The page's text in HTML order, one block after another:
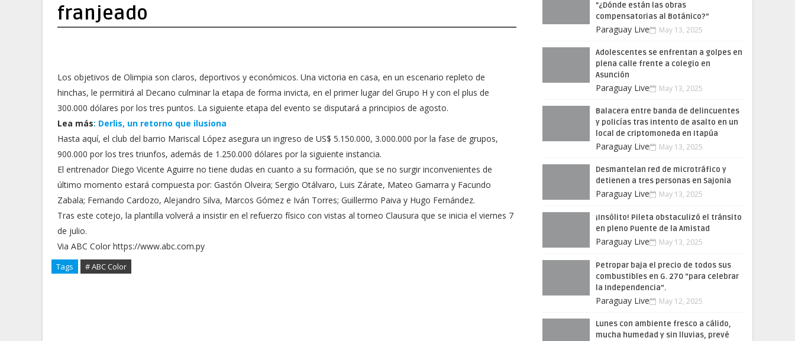
franjeado
Los objetivos de Olimpia son claros, deportivos y económicos. Una victoria en casa, en un escenario repleto de
hinchas, le permitirá al Decano culminar la etapa de forma invicta, en el primer lugar del Grupo H y con el plus de
300.000 dólares por los tres puntos. La siguiente etapa del evento se disputará a principios de agosto.
Lea más: Derlis, un retorno que ilusiona
Hasta aquí, el club del barrio Mariscal López asegura un ingreso de US$ 5.150.000, 3.000.000 por la fase de grupos,
900.000 por los tres triunfos, además de 1.250.000 dólares por la siguiente instancia.
El entrenador Diego Vicente Aguirre no tiene dudas en cuanto a su formación, que se no surgir inconvenientes de
último momento estará compuesta por: Gastón Olveira; Sergio Otálvaro, Luis Zárate, Mateo Gamarra y Facundo
Zabala; Fernando Cardozo, Alejandro Silva, Marcos Gómez e Iván Torres; Guillermo Paiva y Hugo Fernández.
Tras este cotejo, la plantilla volverá a insistir en el refuerzo físico con vistas al torneo Clausura que se inicia el viernes 7
de julio.
Via ABC Color https://www.abc.com.py
Tags # ABC Color
"¿Dónde están las obras
compensatorias al Botánico?”
Paraguay Live May 13, 2025
Adolescentes se enfrentan a golpes en
plena calle frente a colegio en
Asunción
Paraguay Live May 13, 2025
Balacera entre banda de delincuentes
y policías tras intento de asalto en un
local de criptomoneda en Itapúa
Paraguay Live May 13, 2025
Desmantelan red de microtráfico y
detienen a tres personas en Sajonia
Paraguay Live May 13, 2025
¡Insólito! Pileta obstaculizó el tránsito
en pleno Puente de la Amistad
Paraguay Live May 13, 2025
Petropar baja el precio de todos sus
combustibles en G. 270 “para celebrar
la Independencia”.
Paraguay Live May 12, 2025
Lunes con ambiente fresco a cálido,
mucha humedad y sin lluvias, prevé